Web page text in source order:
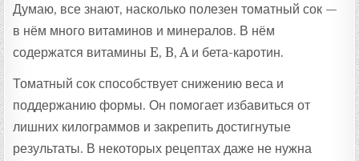
Думаю, все знают, насколько полезен томатный сок —
в нём много витаминов и минералов. В нём
содержатся витамины E, B, A и бета-каротин.
Томатный сок способствует снижению веса и
поддержанию формы. Он помогает избавиться от
лишних килограммов и закрепить достигнутые
результаты. В некоторых рецептах даже не нужна